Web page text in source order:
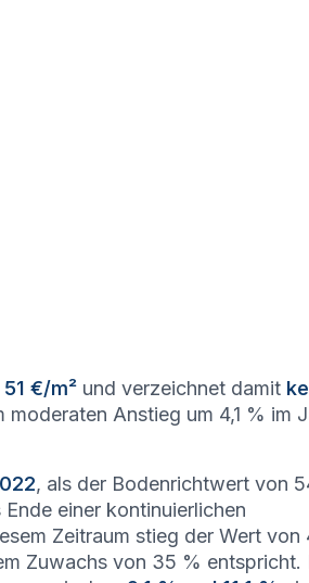
51 €/m² und verzeichnet damit
Anstieg um 4,1 % im
, als der Bodenrichtwert von
einer kontinuierlichen
Zeitraum stieg der Wert von
Zuwachs von 35 % entspricht.